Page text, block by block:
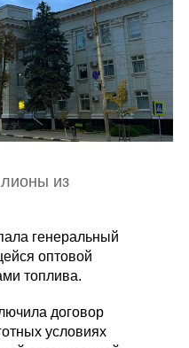
из
генеральный
оптовой
топлива.
договор
условиях